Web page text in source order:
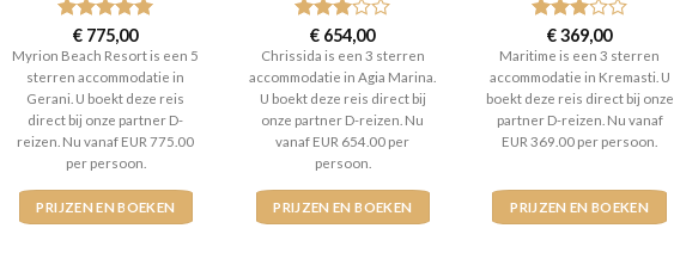
Gewaardeerd
5uit 5
€ 775,00
Myrion Beach Resort is een 5
sterren accommodatie in
Gerani. U boekt deze reis
direct bij onze partner D-
reizen. Nu vanaf EUR 775.00
per persoon.
PRIJZEN EN BOEKEN
Gewaardeerd
3uit 5
€ 654,00
Chrissida is een 3 sterren
accommodatie in Agia Marina.
U boekt deze reis direct bij
onze partner D-reizen. Nu
vanaf EUR 654.00 per
persoon.
PRIJZEN EN BOEKEN
Gewaardeerd
3uit 5
€369,00
Maritime is een 3 sterren
accommodatie in Kremasti. U
boekt deze reis direct bij onze
partner D-reizen. Nu vanaf
EUR 369.00 per persoon.
PRIJZEN EN BOEKEN